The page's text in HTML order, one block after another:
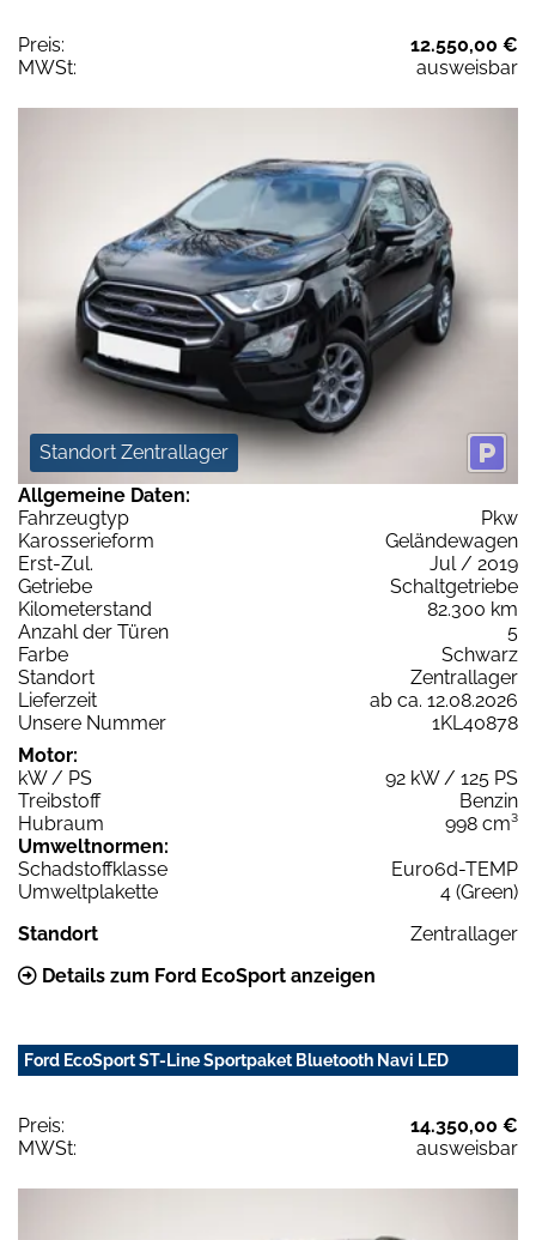
Preis:
12.550,00 €
MWSt:
ausweisbar
Standort Zentrallager
Allgemeine Daten:
Fahrzeugtyp
Pkw
Karosserieform
Geländewagen
Erst-Zul.
Jul / 2019
Getriebe
Schaltgetriebe
Kilometerstand
82.300 km
Anzahl der Türen
5
Farbe
Schwarz
Standort
Zentrallager
Lieferzeit
ab ca. 12.08.2026
Unsere Nummer
1KL40878
Motor:
kW / PS
92 kW / 125 PS
Treibstoff
Benzin
Hubraum
998 cm³
Umweltnormen:
Schadstoffklasse
Euro6d-TEMP
Umweltplakette
4 (Green)
Standort
Zentrallager
Details zum Ford EcoSport anzeigen
Ford EcoSport ST-Line Sportpaket Bluetooth Navi LED
Preis:
14.350,00 €
MWSt:
ausweisbar